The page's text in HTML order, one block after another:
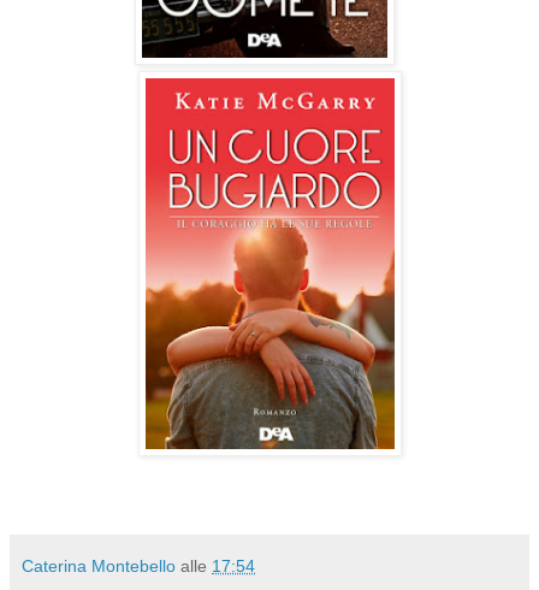
Caterina Montebello alle 17:54